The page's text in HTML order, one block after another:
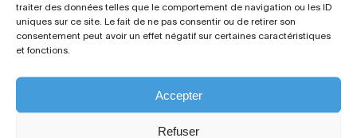
traiter des données telles que le comportement de navigation ou les ID
uniques sur ce site. Le fait de ne pas consentir ou de retirer son
consentement peut avoir un effet négatif sur certaines caractéristiques
et fonctions.
Accepter
Refuser
Toutes lesinformations